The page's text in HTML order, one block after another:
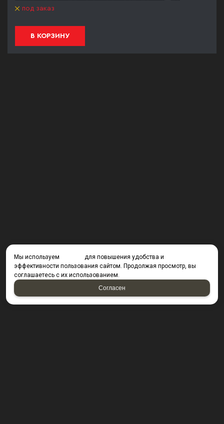
под заказ
В КОРЗИНУ
Мы используем
для повышения удобства и
эффективности пользования сайтом. Продолжая просмотр, вы
соглашаетесь с их использованием.
Согласен